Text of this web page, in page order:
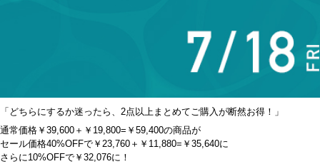
「どちらにするか迷ったら、2点以上まとめてご購入が断然お得！」
通常価格￥39,600＋￥19,800=￥59,400の商品が
セール価格40%OFFで￥23,760＋￥11,880=￥35,640に
さらに10%OFFで￥32,076に！